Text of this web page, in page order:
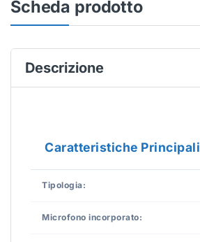
Scheda prodotto
Descrizione
Caratteristiche Principali
Tipologia:
Microfono incorporato: